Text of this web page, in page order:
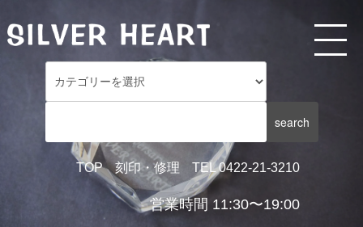
TOP 刻印・修理 TEL 0422-21-3210
営業時間 11:30〜19:00